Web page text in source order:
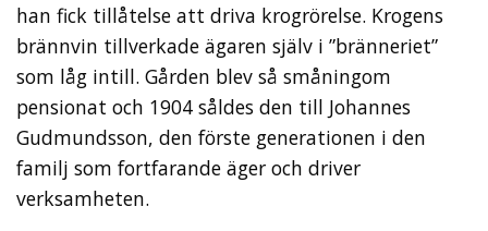
han fick tillåtelse att driva krogrörelse. Krogens
brännvin tillverkade ägaren själv i ”bränneriet”
som låg intill. Gården blev så småningom
pensionat och 1904 såldes den till Johannes
Gudmundsson, den förste generationen i den
familj som fortfarande äger och driver
verksamheten.